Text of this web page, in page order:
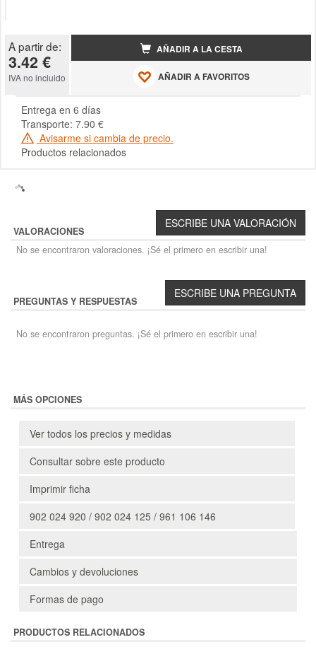
A partir de:
3.42 €
IVA no incluido
AÑADIR A LA CESTA
AÑADIR A FAVORITOS
Entrega en 6 días
Transporte: 7.90 €
Avisarme si cambia de precio.
Productos relacionados
VALORACIONES
No se encontraron valoraciones. ¡Sé el primero en escribir una!
PREGUNTAS Y RESPUESTAS
No se encontraron preguntas. ¡Sé el primero en escribir una!
MÁS OPCIONES
Ver todos los precios y medidas
Consultar sobre este producto
Imprimir ficha
902 024 920 / 902 024 125 / 961 106 146
Entrega
Cambios y devoluciones
Formas de pago
PRODUCTOS RELACIONADOS